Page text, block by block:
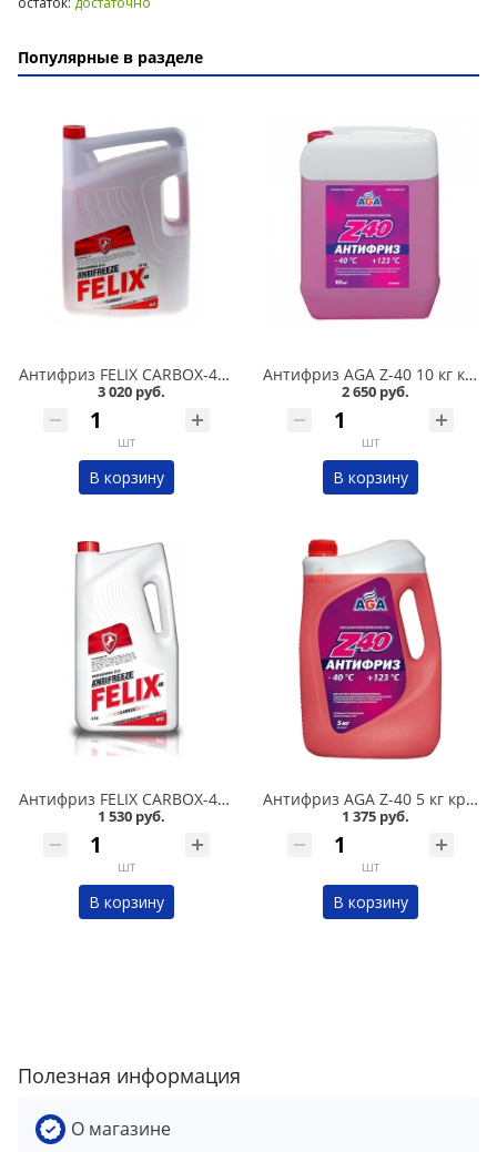
Популярные в разделе
Антифриз FELIX CARBOX-40 10 кг красный в Омске
3 020 руб.
шт
В корзину
Антифриз AGA Z-40 10 кг красный в Омске
2 650 руб.
шт
В корзину
Антифриз FELIX CARBOX-40 5 кг красный в Омске
1 530 руб.
шт
В корзину
Антифриз AGA Z-40 5 кг красный в Омске
1 375 руб.
шт
В корзину
Полезная информация
О магазине